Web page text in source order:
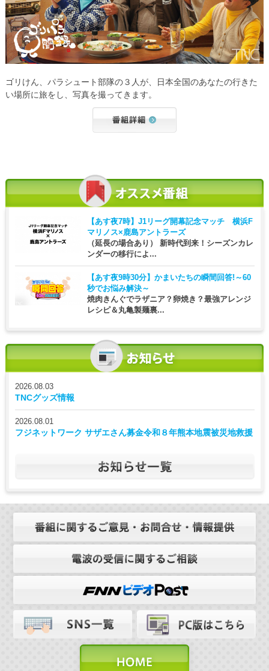
ゴリけん、パラシュート部隊の３人が、日本全国のあなたの行きた
い場所に旅をし、写真を撮ってきます。
【あす夜7時】 J1リーグ開幕記念マッチ 横浜F
マリノス×鹿島アントラーズ
（延長の場合あり） 新時代到来！シーズンカレ
ンダーの移行によ...
【あす夜9時30分】 かまいたちの瞬間回答!～60
秒でお悩み解決～
焼肉きんぐでラザニア？卵焼き？最強アレンジ
レシピ＆丸亀製麺裏...
2026.08.03
TNCグッズ情報
2026.08.01
フジネットワーク サザエさん募金令和８年熊本地震被災地救援